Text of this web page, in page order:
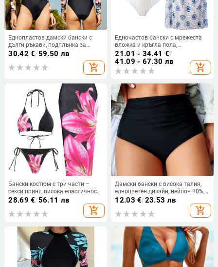
Еднопластов дамски бански с
дълги ръкави, подплънка за
бюста, бързосъхнещ полиестер,
30.42 €/59.50 лв
add_shopping_cart
Едночастов бански с мрежеста
вложка и кръгла пола,
едностранен дизайн, висока
талия, бързосъхнещ, издръжлив
21.01 - 34.41 €/
41.09 - 67.30 лв
add_shopping_cart
Бански костюм с три части –
секси принт, висока еластичност,
полиестер 85% / спандекс 15%,
стоманена опора, подплата 95%
подходящ за плуване и водни
спортове
28.69 €/56.11 лв
add_shopping_cart
Дамски бански с висока талия,
едноцветен дизайн, нейлон 80%,
подплата полиестер 82%, стил
12.03 €/23.53 лв
add_shopping_cart